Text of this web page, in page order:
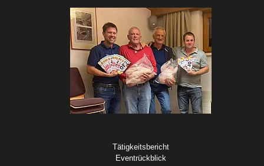
Tätigkeitsbericht
Eventrückblick